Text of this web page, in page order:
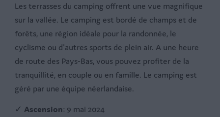
Les terrasses du camping offrent une vue magnifique
sur la vallée. Le camping est bordé de champs et de
forêts, une région idéale pour la randonnée, le
cyclisme ou d'autres sports de plein air. A une heure
de route des Pays-Bas, vous pouvez profiter de la
tranquillité, en couple ou en famille. Le camping est
géré par une équipe néerlandaise.
✓ Ascension: 9 mai 2024